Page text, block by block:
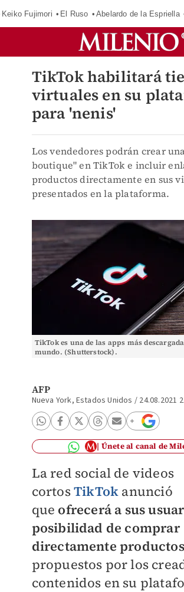
Keiko Fujimori El Ruso Abelardo de la Espriella
TikTok habilitará
virtuales en su
para 'nenis'
Los vendedores podrán crear
boutique" en TikTok e incluir
productos directamente en sus
presentados en la plataforma.
TikTok es una de las apps más
mundo. (Shutterstock).
AFP
Nueva York, Estados Unidos / 24.08.2021
Únete al canal de
La red social de videos
cortosTikTok anunció
que ofrecerá a sus
posibilidad de comprar
directamente productos
propuestos por los
contenidos en su